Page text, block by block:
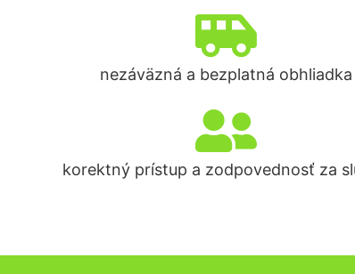
nezáväzná a bezplatná obhliadka
korektný prístup a zodpovednosť za